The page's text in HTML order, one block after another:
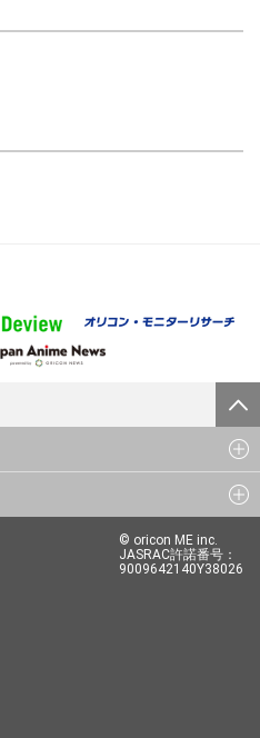
© oricon ME inc.
JASRAC許諾番号：
9009642140Y38026